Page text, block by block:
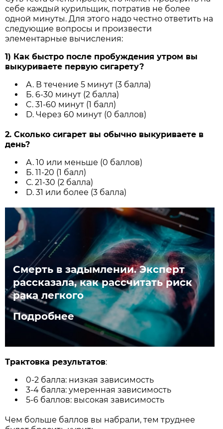
себе каждый курильщик, потратив не более
одной минуты. Для этого надо честно ответить на
следующие вопросы и произвести
элементарные вычисления:
1) Как быстро после пробуждения утром вы
выкуриваете первую сигарету?
А. В течение 5 минут (3 балла)
Б. 6-30 минут (2 балла)
C. 31-60 минут (1 балл)
D. Через 60 минут (0 баллов)
2. Сколько сигарет вы обычно выкуриваете в
день?
А. 10 или меньше (0 баллов)
Б. 11-20 (1 балл)
С. 21-30 (2 балла)
D. 31 или более (3 балла)
Смерть в задымлении. Эксперт
рассказала, как рассчитать риск
рака легкого
Подробнее
Трактовка результатов:
0-2 балла: низкая зависимость
3-4 балла: умеренная зависимость
5-6 баллов: высокая зависимость
Чем больше баллов вы набрали, тем труднее